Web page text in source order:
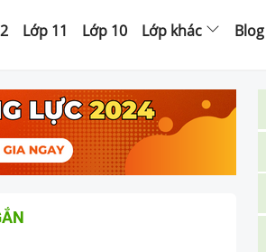
Lớp 11 Lớp 10 Lớp khác Blog